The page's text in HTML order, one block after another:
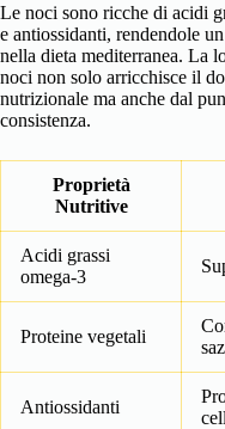
Le noci sono ricche di acidi
e antiossidanti, rendendole
nella dieta mediterranea. La
noci non solo arricchisce il
nutrizionale ma anche dal
consistenza.
Proprietà
Nutritive
Acidi grassi
omega-3
Proteine vegetali
Antiossidanti